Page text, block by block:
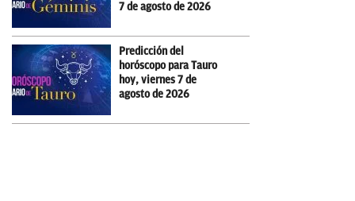
7 de agosto de 2026
Predicción del
horóscopo para Tauro
hoy, viernes 7 de
agosto de 2026